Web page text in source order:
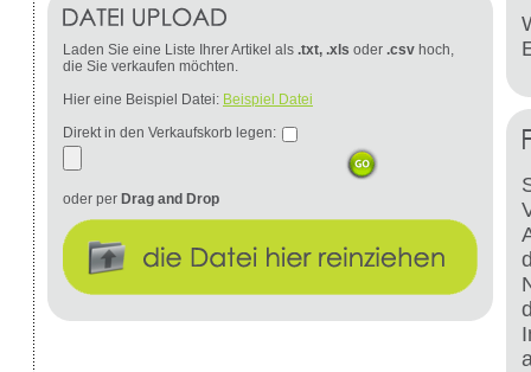
Laden Sie eine Liste Ihrer Artikel als .txt, .xls oder .csv hoch,
die Sie verkaufen möchten.
Hier eine Beispiel Datei: Beispiel Datei
Direkt in den Verkaufskorb legen:
oder per Drag and Drop